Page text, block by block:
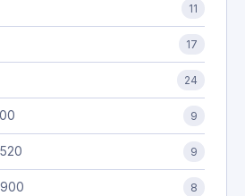
11
17
24
9
9
8